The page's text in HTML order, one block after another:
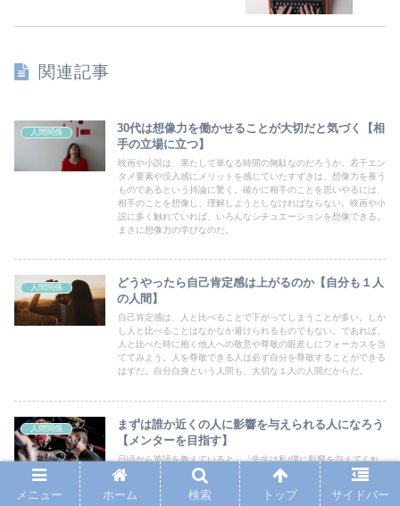
関連記事
人間関係
30代は想像力を働かせることが大切だと気づく【相
手の立場に立つ】
映画や小説は、果たして単なる時間の無駄なのだろうか。若干エン
タメ要素や没入感にメリットを感じていたすずきは、想像力を養う
ものであるという持論に驚く。確かに相手のことを思いやるには、
相手のことを想像し、理解しようとしなければならない。映画や小
説に多く触れていれば、いろんなシチュエーションを想像できる。
まさに想像力の学びなのだ。
人間関係
どうやったら自己肯定感は上がるのか【自分も１人
の人間】
自己肯定感は、人と比べることで下がってしまうことが多い。しか
し人と比べることはなかなか避けられるものでもない。であれば、
人と比べた時に抱く他人への敬意や尊敬の眼差しにフォーカスを当
ててみよう。人を尊敬できる人は必ず自分を尊敬することができる
はずだ。自分自身という人間も、大切な１人の人間だからだ。
人間関係
まずは誰か近くの人に影響を与えられる人になろう
【メンターを目指す】
日頃から英語を教えていると、「先生は私/僕に影響を与えてくれ
た」という声をいただくことがある。この小さな世界に対していか
に影響を与えることができるかが大事なのだ。努力をしていく中で
は、いろんな迷いや失敗もある。しかしそこも含めて発信していく
メニュー ホーム 検索 トップ サイドバー